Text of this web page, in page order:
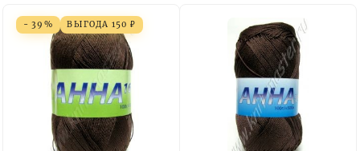
- 39% ВЫГОДА 150 ₽